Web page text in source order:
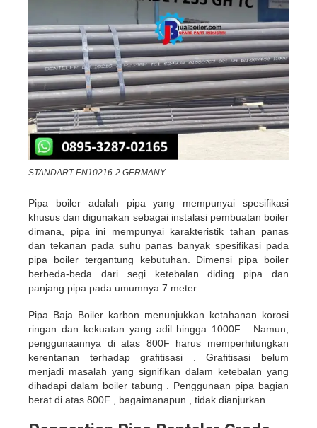
STANDART EN10216-2 GERMANY
Pipa boiler adalah pipa yang mempunyai spesifikasi
khusus dan digunakan sebagai instalasi pembuatan boiler
dimana, pipa ini mempunyai karakteristik tahan panas
dan tekanan pada suhu panas banyak spesifikasi pada
pipa boiler tergantung kebutuhan. Dimensi pipa boiler
berbeda-beda dari segi ketebalan diding pipa dan
panjang pipa pada umumnya 7 meter.
Pipa Baja Boiler karbon menunjukkan ketahanan korosi
ringan dan kekuatan yang adil hingga 1000F . Namun,
penggunaannya di atas 800F harus memperhitungkan
kerentanan terhadap grafitisasi . Grafitisasi belum
menjadi masalah yang signifikan dalam ketebalan yang
dihadapi dalam boiler tabung . Penggunaan pipa bagian
berat di atas 800F , bagaimanapun , tidak dianjurkan .